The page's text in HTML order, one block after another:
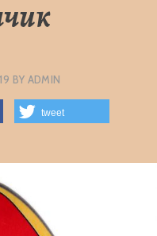
BY ADMIN
tweet